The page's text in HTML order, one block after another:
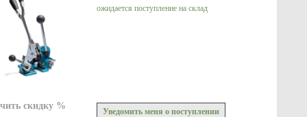
ожидается поступление на склад
скидку %
Уведомить меня о поступлении